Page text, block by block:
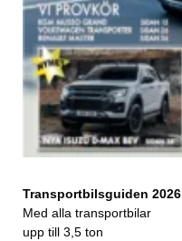
Transportbilsguiden 2026
Med alla transportbilar
upp till 3,5 ton